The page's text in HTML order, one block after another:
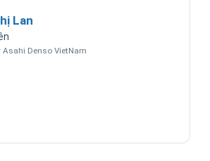
Lan
Asahi Denso VietNam